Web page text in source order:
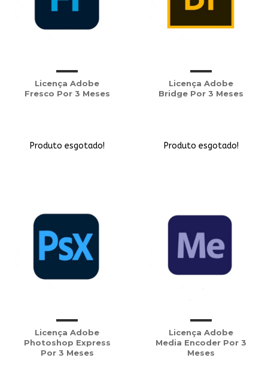
Licença Adobe
Fresco Por 3 Meses
Produto esgotado!
Licença Adobe
Bridge Por 3 Meses
Produto esgotado!
Licença Adobe
Photoshop Express
Por 3 Meses
Licença Adobe
Media Encoder Por 3
Meses